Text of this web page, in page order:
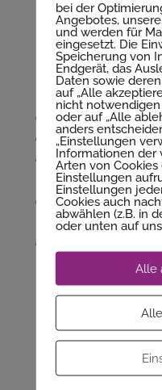
Hol dir die
nichts mehr
fürAndroidder
fürApple der
fürWindows
Store
für deinenPC/
zur Webseite
Falls du die App
als Suchworte
„CoachAnders“
bei der
Angebotes,
und werden für
eingesetzt. Die
Speicherung von
Endgerät, das
Daten sowie
auf „Alle
nicht
oder auf „Alle
anders
„Einstellungen
Informationen der
Arten von
Einstellungen
Einstellungen
Cookies auch
abwählen (z.B. in
oder unten auf
Alle